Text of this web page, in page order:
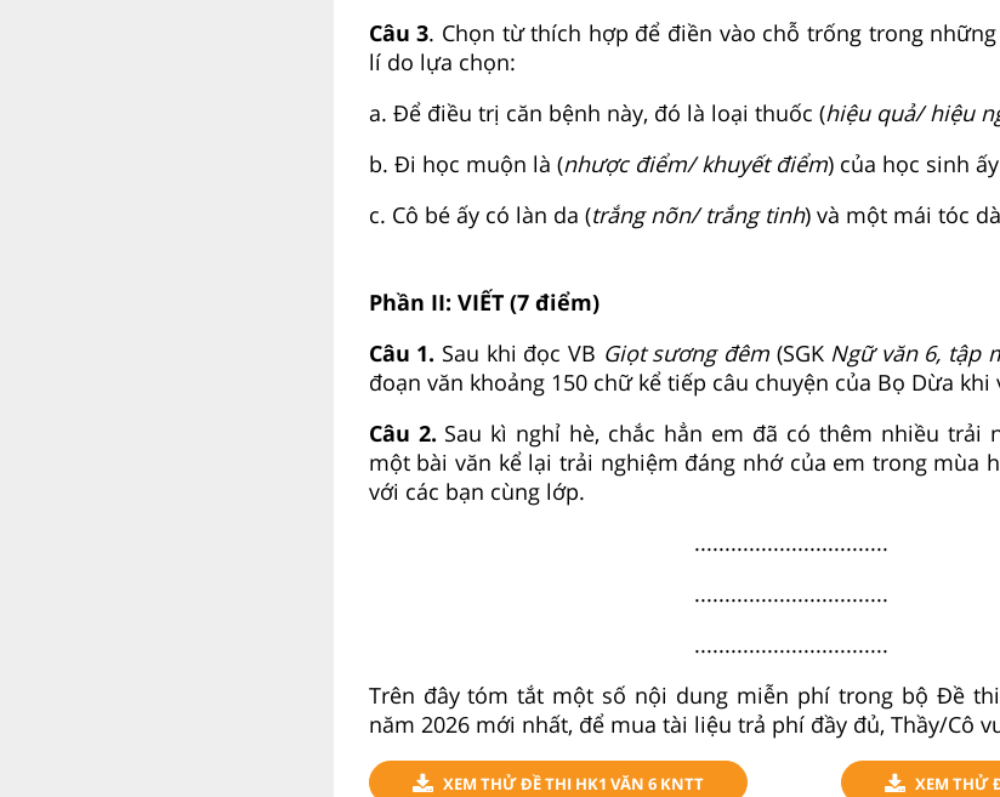
Câu 3. Chọn từ thích hợp để điền vào chỗ trống trong
lí do lựa chọn:
a. Để điều trị căn bệnh này, đó là loại thuốc (hiệu quả/ hiệu
b. Đi học muộn là (nhược điểm/ khuyết điểm) của học sinh
c. Cô bé ấy có làn da (trắng nõn/ trắng tinh) và một mái tóc
Phần II: VIẾT (7 điểm)
Câu 1. Sau khi đọc VB Giọt sương đêm(SGK Ngữ văn 6, tập
đoạn văn khoảng 150 chữ kể tiếp câu chuyện của Bọ Dừa khi
Câu 2. Sau kì nghỉ hè, chắc hẳn em đã có thêm nhiều trải
một bài văn kể lại trải nghiệm đáng nhớ của em trong mùa
với các bạn cùng lớp.
................................
................................
................................
Trên đây tóm tắt một số nội dung miễn phí trong bộ Đề
năm 2026 mới nhất, để mua tài liệu trả phí đầy đủ, Thầy/Cô
XEM THỬ ĐỀ THI HK1 VĂN 6 KNTT XEM THỬ